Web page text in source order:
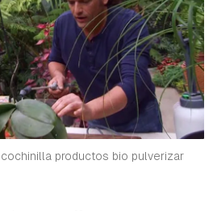
favorito, primero has de
de Hogarmanía.
CANCELAR
productos bio pulverizar
enviado
a nuestro boletín.